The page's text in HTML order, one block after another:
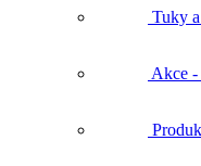
Tuky
Akce -